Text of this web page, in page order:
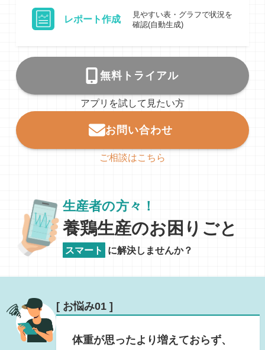
レポート作成
見やすい表・グラフで状況を
確認(自動生成)
無料トライアル
アプリを試して見たい方
お問い合わせ
ご相談はこちら
生産者の方々！
養鶏生産のお困りごと
スマート に解決しませんか？
[ お悩み01 ]
体重が思ったより増えておらず、